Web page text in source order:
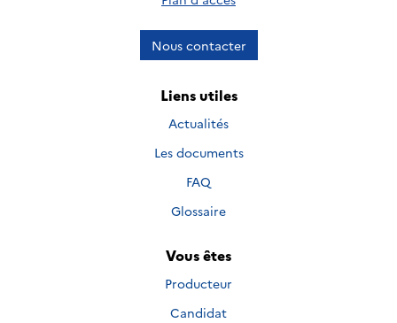
Nous contacter
Liens utiles
Actualités
Les documents
FAQ
Glossaire
Vous êtes
Producteur
Candidat